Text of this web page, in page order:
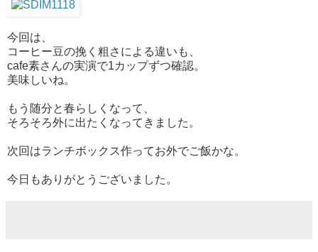
今回は、
コーヒー豆の挽く粗さによる違いも、
cafe素さんの実演で1カップずつ確認。
美味しいね。
もう随分と春らしくなって、
そろそろ外に出たくなってきました。
次回はランチボックス作ってお外でご飯かな。
今日もありがとうございました。